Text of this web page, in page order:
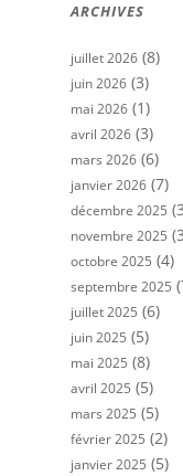
ARCHIVES
juillet 2026 (8)
juin 2026 (3)
mai 2026 (1)
avril 2026 (3)
mars 2026 (6)
janvier 2026 (7)
décembre 2025
novembre 2025
octobre 2025 (4)
septembre 2025
juillet 2025 (6)
juin 2025 (5)
mai 2025 (8)
avril 2025 (5)
mars 2025 (5)
février 2025 (2)
janvier 2025 (5)